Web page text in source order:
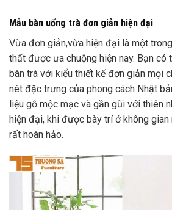
Mẫu bàn uống trà đơn giản hiện đại
Vừa đơn giản,vừa hiện đại là một
thất được ưa chuộng hiện nay. Bạn có
bàn trà với kiểu thiết kế đơn giản mọi
nét đặc trưng của phong cách Nhật
liệu gỗ mộc mạc và gần gũi với thiên
hiện đại, khi được bày trí ở không
rất hoàn hảo.